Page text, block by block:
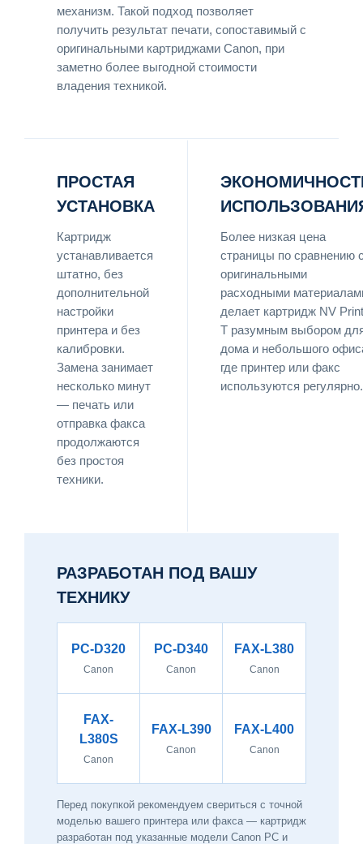
механизм. Такой подход позволяет
получить результат печати, сопоставимый с
оригинальными картриджами Canon, при
заметно более выгодной стоимости
владения техникой.
ПРОСТАЯ
УСТАНОВКА
Картридж
устанавливается
штатно, без
дополнительной
настройки
принтера и без
калибровки.
Замена занимает
несколько минут
— печать или
отправка факса
продолжаются
без простоя
техники.
Более низкая цена
страницы по сравнению
оригинальными
расходными
делает картридж NV Print
T разумным выбором
дома и небольшого
где принтер или факс
используются регулярно.
РАЗРАБОТАН ПОД ВАШУ
ТЕХНИКУ
PC-D320
Canon
PC-D340
Canon
FAX-L380
Canon
FAX-
L380S
Canon
FAX-L390
Canon
FAX-L400
Canon
Перед покупкой рекомендуем свериться с точной
моделью вашего принтера или факса — картридж
разработан под указанные модели Canon PC и